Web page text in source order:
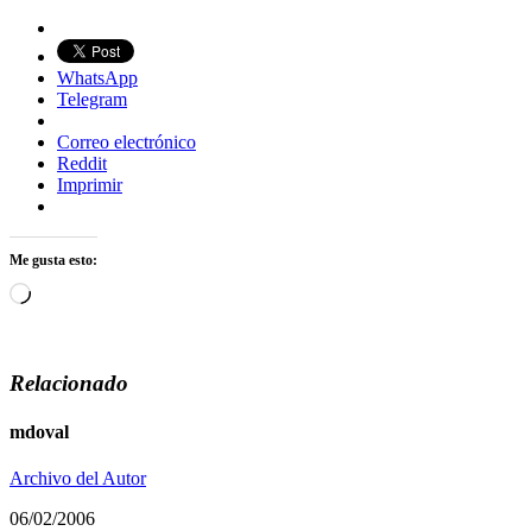
WhatsApp
Telegram
Correo electrónico
Reddit
Imprimir
Me gusta esto:
Cargando...
Relacionado
mdoval
Archivo del Autor
06/02/2006